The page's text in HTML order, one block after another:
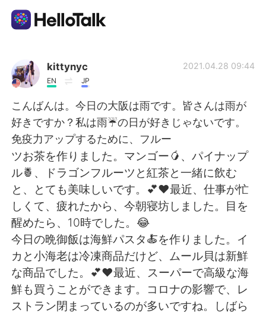
AI Grammar Checker
Español
English 简体中文
繁體中文 العربية
Français Deutsch
日本語 한국어
Русский ไทย
kittynyc
EN JP
2021.04.28 09:44
こんばんは。今日の大阪は雨です。皆さんは雨が
好きですか？私は雨☔️の日が好きじゃないです。
免疫力アップするために、フルー
ツお茶を作りました。マンゴー🥭、パイナップ
ル🍍、ドラゴンフルーツと紅茶と一緒に飲む
と、とても美味しいです。💕❤最近、仕事が忙
しくて、疲れたから、今朝寝坊しました。目を
醒めたら、10時でした。😂
今日の晩御飯は海鮮パスタ🍝を作りました。イ
カと小海老は冷凍商品だけど、ムール貝は新鮮
な商品でした。💕❤最近、スーパーで高級な海
鮮も買うことができます。コロナの影響で、レ
ストラン閉まっているのが多いですね。しばら